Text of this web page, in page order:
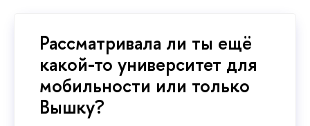
Рассматривала ли ты ещё
какой-то университет для
мобильности или только
Вышку?